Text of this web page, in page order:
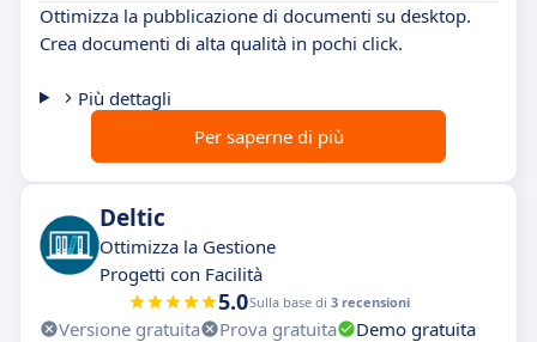
Ottimizza la pubblicazione di documenti su desktop.
Crea documenti di alta qualità in pochi click.
Più dettagli
Per saperne di più
Deltic
Ottimizza la Gestione
Progetti con Facilità
5.0Sulla base di 3 recensioni
Versione gratuita Prova gratuita
Demo gratuita